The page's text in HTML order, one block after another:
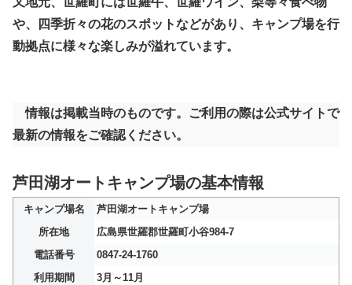
や、四季折々の花のスポットなどがあり、キャンプ場を行
動拠点に様々な楽しみが溢れています。
情報は掲載当時のものです。ご利用の際は公式サイトで
最新の情報をご確認ください。
芦田湖オートキャンプ場の基本情報
キャンプ場名
芦田湖オートキャンプ場
所在地
広島県世羅郡世羅町小谷984-7
電話番号
0847-24-1760
利用期間
3月～11月